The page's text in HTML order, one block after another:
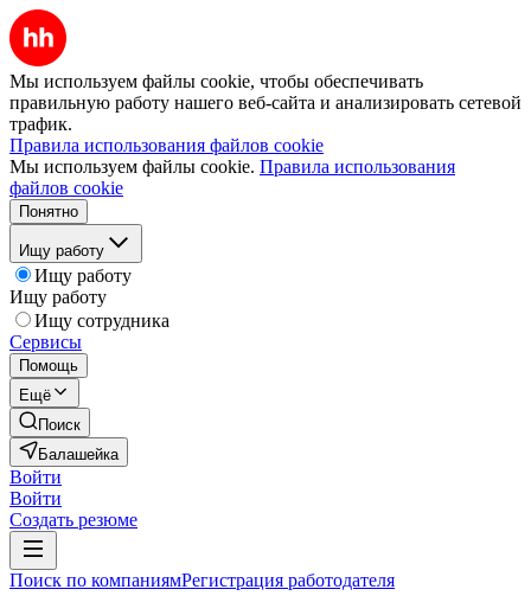
Мы используем файлы cookie, чтобы обеспечивать
правильную работу нашего веб-сайта и анализировать сетевой
трафик.
Правила использования файлов cookie
Мы используем файлы cookie. Правила использования
файлов cookie
Понятно
Ищу работу
Ищу работу
Ищу работу
Ищу сотрудника
Сервисы
Помощь
Ещё
Поиск
Балашейка
Войти
Войти
Создать резюме
Поиск по компаниямРегистрация работодателя